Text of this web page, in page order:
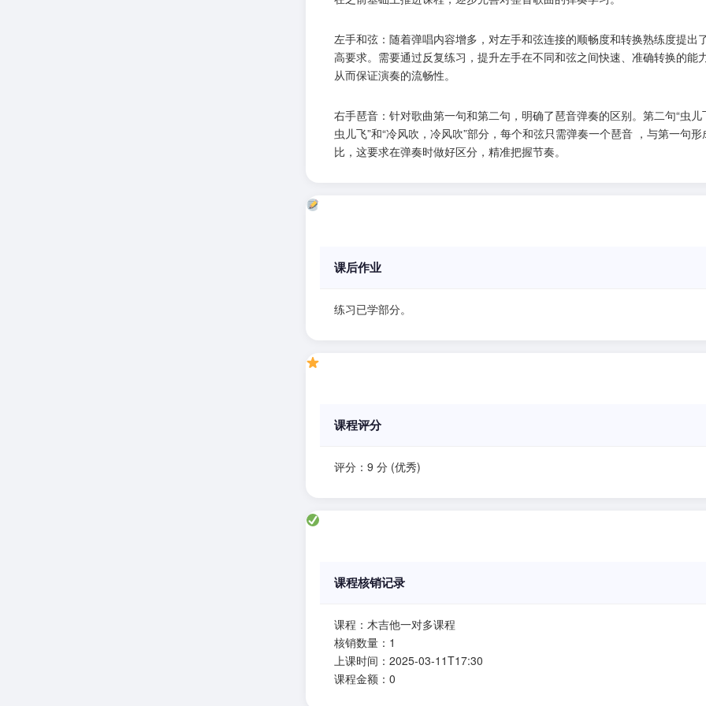
左手和弦：随着弹唱内容增多，对左手和弦连接的顺畅度和转换熟练度提出
高要求。需要通过反复练习，提升左手在不同和弦之间快速、准确转换的能
从而保证演奏的流畅性。
右手琶音：针对歌曲第一句和第二句，明确了琶音弹奏的区别。第二句“虫儿
虫儿飞”和“冷风吹，冷风吹”部分，每个和弦只需弹奏一个琶音 ，与第一句形
比，这要求在弹奏时做好区分，精准把握节奏。
课后作业
练习已学部分。
课程评分
评分：9 分 (优秀)
课程核销记录
课程：木吉他一对多课程
核销数量：1
上课时间：2025-03-11T17:30
课程金额：0